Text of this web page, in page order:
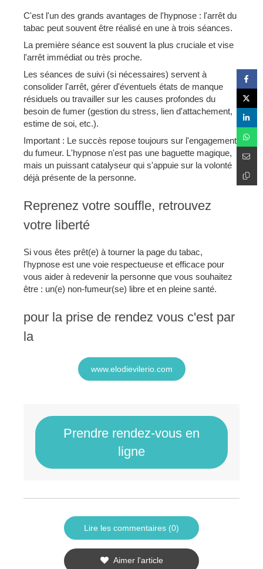
C'est l'un des grands avantages de l'hypnose : l'arrêt du
tabac peut souvent être réalisé en une à trois séances.
La première séance est souvent la plus cruciale et vise
l'arrêt immédiat ou très proche.
Les séances de suivi (si nécessaires) servent à
consolider l'arrêt, gérer d'éventuels états de manque
résiduels ou travailler sur les causes profondes du
besoin de fumer (gestion du stress, lien d'attachement,
estime de soi, etc.).
Important : Le succès repose toujours sur l'engagement
du fumeur. L'hypnose n'est pas une baguette magique,
mais un puissant catalyseur qui s'appuie sur la volonté
déjà présente de la personne.
Reprenez votre souffle, retrouvez
votre liberté
Si vous êtes prêt(e) à tourner la page du tabac,
l'hypnose est une voie respectueuse et efficace pour
vous aider à redevenir la personne que vous souhaitez
être : un(e) non-fumeur(se) libre et en pleine santé.
pour la prise de rendez vous c'est par
la
www.elodievilerio.com
Prendre rendez-vous en
ligne
Lire les commentaires (0)
Aimer l'article